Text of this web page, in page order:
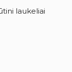
laukeliai